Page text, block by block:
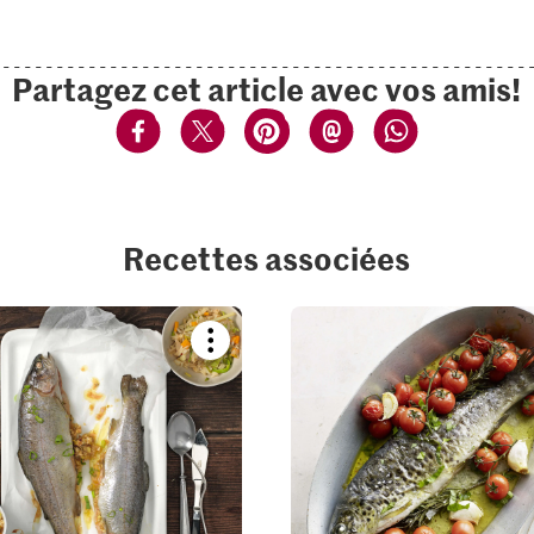
Partagez cet article avec vos amis!
Recettes associées
Bookmark
recipe
or
add
it
to
your
collections.